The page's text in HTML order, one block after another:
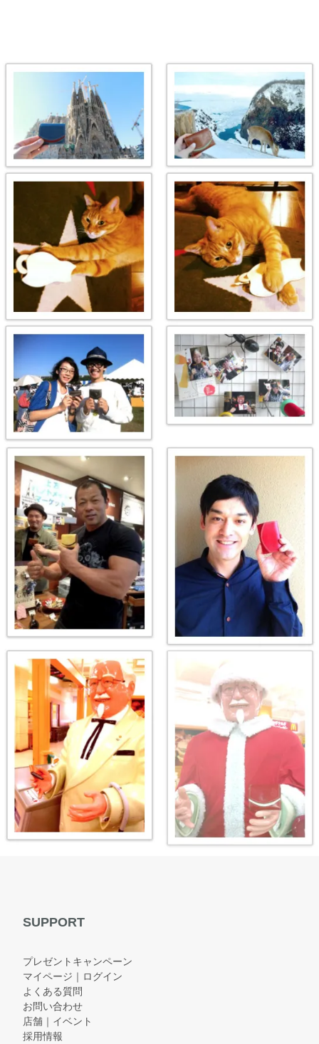
SUPPORT
プレゼントキャンペーン
マイページ｜ログイン
よくある質問
お問い合わせ
店舗｜イベント
採用情報